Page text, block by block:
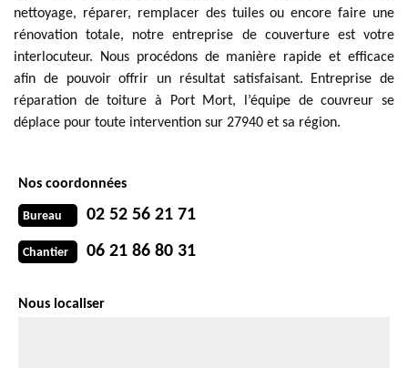
nettoyage, réparer, remplacer des tuiles ou encore faire une
rénovation totale, notre entreprise de couverture est votre
interlocuteur. Nous procédons de manière rapide et efficace
afin de pouvoir offrir un résultat satisfaisant. Entreprise de
réparation de toiture à Port Mort, l’équipe de couvreur se
déplace pour toute intervention sur 27940 et sa région.
Nos coordonnées
Bureau 02 52 56 21 71
Chantier 06 21 86 80 31
Nous localiser